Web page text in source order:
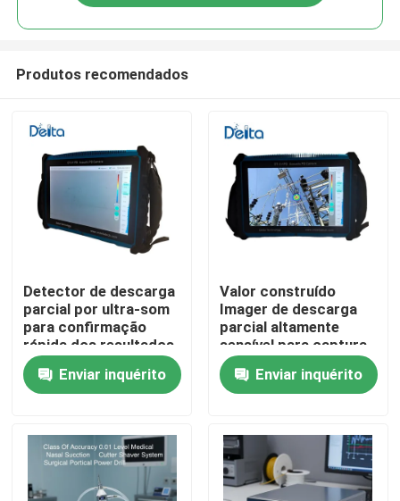
Para casa
Vídeos
Produtos recomendados
Detector de descarga
parcial por ultra-som
para confirmação
rápida dos resultados
do campo
Enviar inquérito
Valor construído
Imager de descarga
parcial altamente
sensível para captura
de sinal fraco
Enviar inquérito